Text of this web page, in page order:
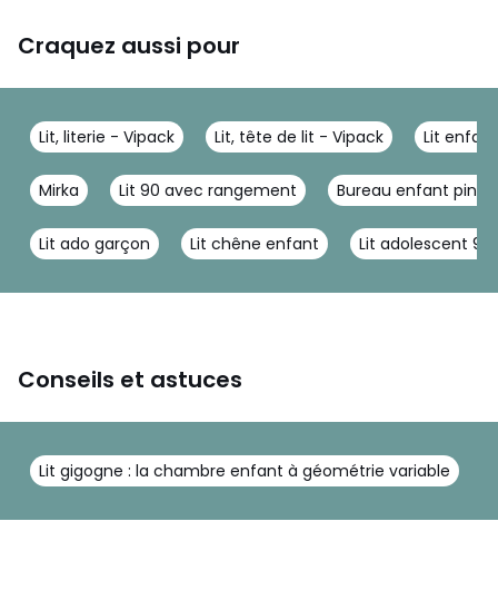
Craquez aussi pour
Lit, literie - Vipack Lit, tête de lit - Vipack Lit
Mirka Lit 90 avec rangement Bureau enfant pin
Lit ado garçon Lit chêne enfant Lit adolescent
Conseils et astuces
Lit gigogne : la chambre enfant à géométrie variable